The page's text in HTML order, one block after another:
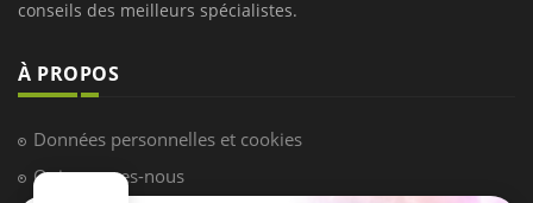
conseils des meilleurs spécialistes.
À PROPOS
Données personnelles et cookies
Qui sommes-nous